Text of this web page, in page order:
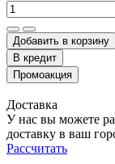
Добавить в корзину
Доставка
У нас вы можете
доставку в ваш
Рассчитать